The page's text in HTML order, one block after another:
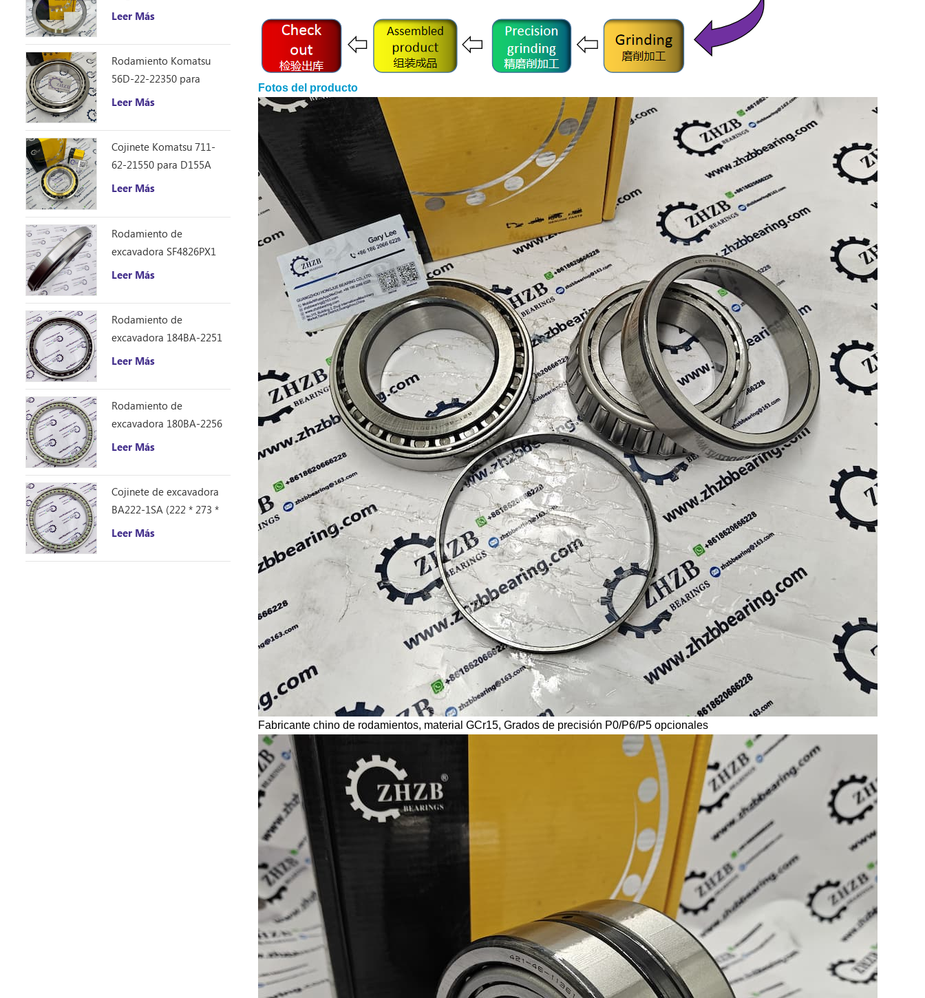
Fotos del producto
Fabricante chino de rodamientos, material GCr15, Grados de precisión P0/P6/P5 opcionales
Caterpillar 8S9076
Leer Más
Rodamiento Komatsu
56D-22-22350 para
camión volquete HM250
Leer Más
Cojinete Komatsu 711-
62-21550 para D155A
Leer Más
Rodamiento de
excavadora SF4826PX1
(240 * 310 * 33)
Leer Más
Rodamiento de
excavadora 184BA-2251
(184 * 226 * 21.5)
Leer Más
Rodamiento de
excavadora 180BA-2256
(180 * 225 * 21,5)
Leer Más
Cojinete de excavadora
BA222-1SA (222 * 273 *
26)
Leer Más